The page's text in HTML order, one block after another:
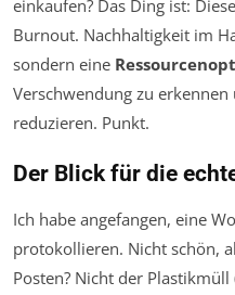
einkaufen? Das Ding ist:
Burnout. Nachhaltigkeit im
sondern eine
Verschwendung zu
reduzieren. Punkt.
Der Blick für die
Ich habe angefangen, eine
protokollieren. Nicht schön,
Posten? Nicht der